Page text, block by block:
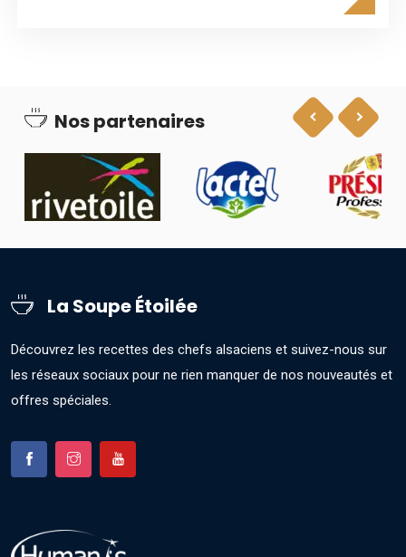
Nos partenaires
La Soupe Étoilée
Découvrez les recettes des chefs alsaciens et suivez-nous sur
les réseaux sociaux pour ne rien manquer de nos nouveautés et
offres spéciales.